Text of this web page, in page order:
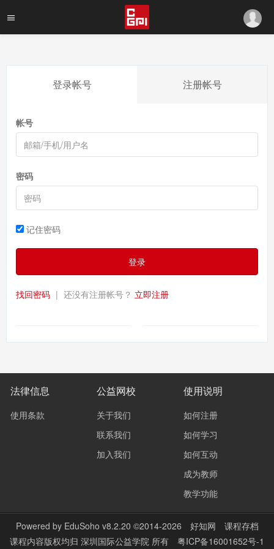
登录帐号 注册帐号
帐号
密码
记住密码
登录
找回密码 | 还没有注册帐号？ 立即注册
法律信息
使用条款
公益网校
关于我们
联系我们
加入我们
使用说明
如何注册
如何学习
如何互动
成为教师
教学功能
Powered by EduSoho v8.2.20 ©2014-2026 好知网
课程存档
课程内容版权均归 深圳国际公益学院 所有 粤ICP备16001652号-1